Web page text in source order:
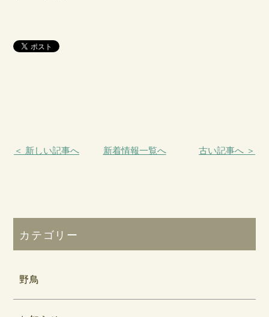
＜ 新しい記事へ 新着情報一覧へ 古い記事へ ＞
カテゴリー
野鳥